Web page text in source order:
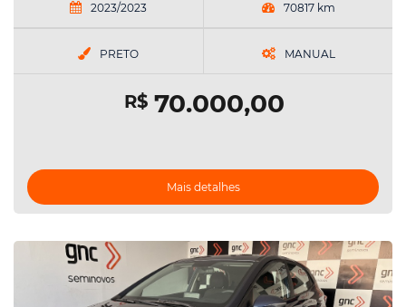
2023/2023 70817 km
PRETO MANUAL
R$70.000,00
Mais detalhes